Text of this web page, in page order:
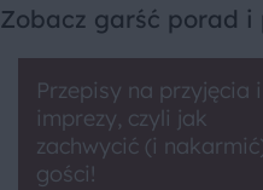
Zobacz garść porad i
Przepisy na przyjęcia i
imprezy, czyli jak
zachwycić (i
gości!